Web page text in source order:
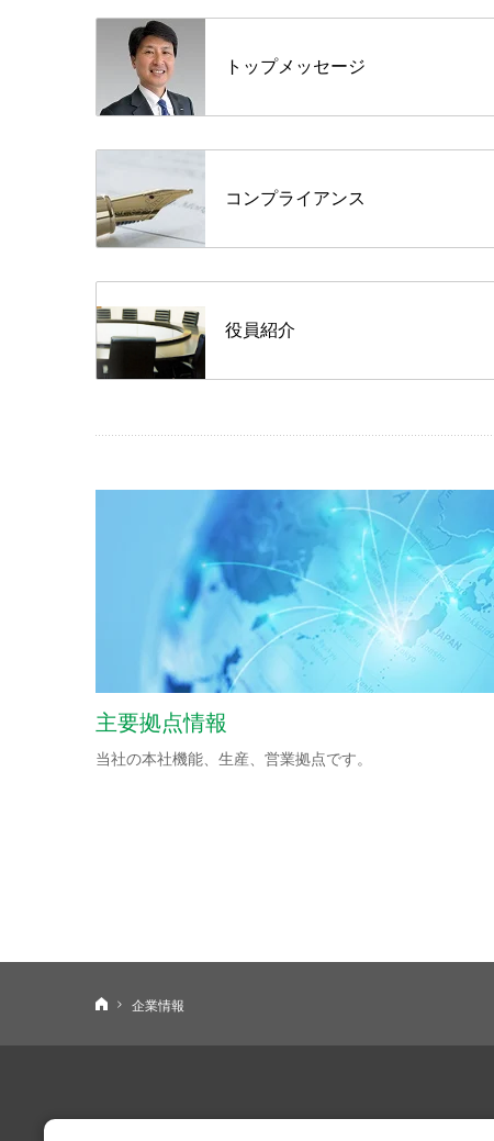
トップメッセージ
コンプライアンス
役員紹介
主要拠点情報
当社の本社機能、生産、営業拠点です。
ニデックパワートレインシステムズ株式会社
企業情報